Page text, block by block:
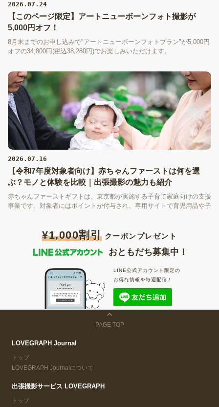
2026.07.24
【このページ限定】アートニューボーンフォト撮影が
5,000円オフ！
8月末までのお申し込みで"アートニューボーンフォトプラン"が5,000円
オフの34,800円(税込38,280円)でお楽しみいただけます。
2026.07.16
【令和7年度対象者向け】赤ちゃんファーストは何を選
ぶ？モノと体験を比較｜出張撮影の魅力も紹介
赤ちゃんファーストギフトは、東京都が実施する子育て家庭向けの支援
事業です。対象者にはポイントが付与され、専用サイトで育児用品や子
験の違いを比較しながら、赤ちゃんファーストギフトの選び方と、選択
肢の一つである出張撮影の魅力を紹介します。
¥1,000割引 クーポンプレゼント
おともだち募集中！
LINE公式アカウント限定の
お得な情報を毎週配信！
PAGE TOP
LOVEGRAPH Journal
トップ
LOVEGRAPH Journalについて
出張撮影サービス LOVEGRAPH
トップ